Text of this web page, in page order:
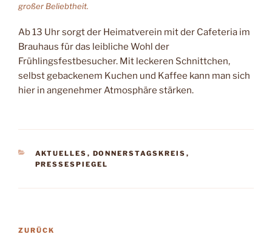
großer Beliebtheit.
Ab 13 Uhr sorgt der Heimatverein mit der Cafeteria im
Brauhaus für das leibliche Wohl der
Frühlingsfestbesucher. Mit leckeren Schnittchen,
selbst gebackenem Kuchen und Kaffee kann man sich
hier in angenehmer Atmosphäre stärken.
KATEGORIEN
AKTUELLES , DONNERSTAGSKREIS ,
PRESSESPIEGEL
Beitragsnavigation
Vorheriger
ZURÜCK